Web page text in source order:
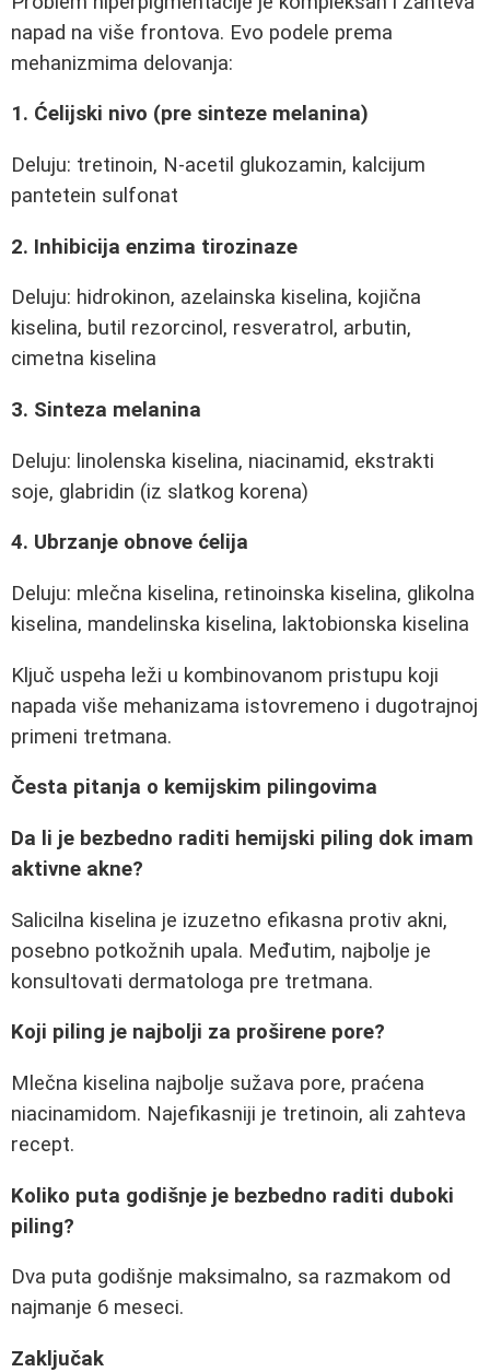
napad na više frontova. Evo podele prema
mehanizmima delovanja:
1. Ćelijski nivo (pre sinteze melanina)
Deluju: tretinoin, N-acetil glukozamin, kalcijum
pantetein sulfonat
2. Inhibicija enzima tirozinaze
Deluju: hidrokinon, azelainska kiselina, kojična
kiselina, butil rezorcinol, resveratrol, arbutin,
cimetna kiselina
3. Sinteza melanina
Deluju: linolenska kiselina, niacinamid, ekstrakti
soje, glabridin (iz slatkog korena)
4. Ubrzanje obnove ćelija
Deluju: mlečna kiselina, retinoinska kiselina, glikolna
kiselina, mandelinska kiselina, laktobionska kiselina
Ključ uspeha leži u kombinovanom pristupu koji
napada više mehanizama istovremeno i dugotrajnoj
primeni tretmana.
Česta pitanja o kemijskim pilingovima
Da li je bezbedno raditi hemijski piling dok imam
aktivne akne?
Salicilna kiselina je izuzetno efikasna protiv akni,
posebno potkožnih upala. Međutim, najbolje je
konsultovati dermatologa pre tretmana.
Koji piling je najbolji za proširene pore?
Mlečna kiselina najbolje sužava pore, praćena
niacinamidom. Najefikasniji je tretinoin, ali zahteva
recept.
Koliko puta godišnje je bezbedno raditi duboki
piling?
Dva puta godišnje maksimalno, sa razmakom od
najmanje 6 meseci.
Zaključak